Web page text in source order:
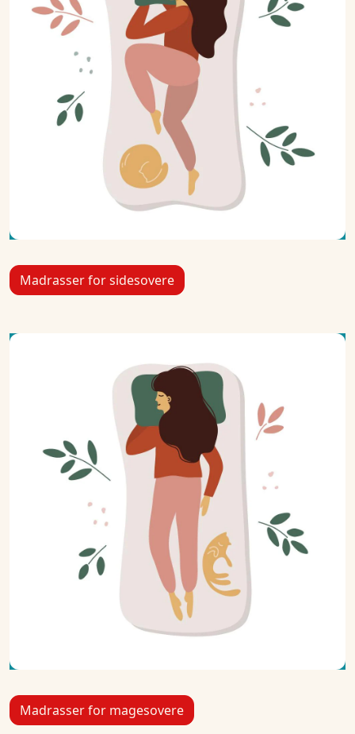
Madrasser for sidesovere
Madrasser for magesovere